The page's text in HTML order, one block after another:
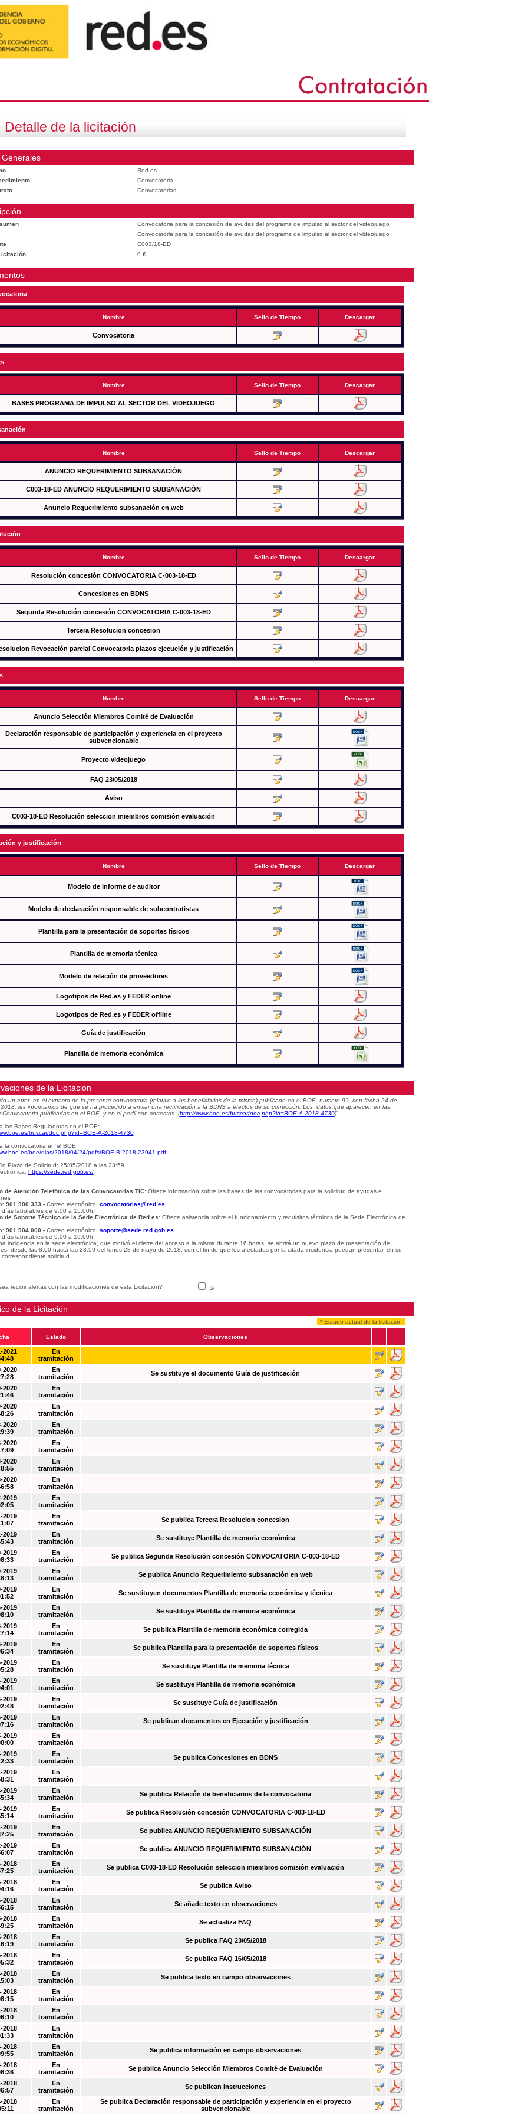
Detalle de la licitación
Red.es
Convocatoria
Convocatorias
Convocatoria para la concesión de ayudas del programa de impulso al sector del videojuego
Convocatoria para la concesión de ayudas del programa de impulso al sector del videojuego
C003/18-ED
0 €
Nombre Sello de Tiempo Descargar
Convocatoria
Nombre Sello de Tiempo Descargar
BASES PROGRAMA DE IMPULSO AL SECTOR DEL VIDEOJUEGO
Nombre Sello de Tiempo Descargar
ANUNCIO REQUERIMIENTO SUBSANACIÓN
C003-18-ED ANUNCIO REQUERIMIENTO SUBSANACIÓN
Anuncio Requerimiento subsanación en web
Nombre Sello de Tiempo Descargar
Resolución concesión CONVOCATORIA C-003-18-ED
Concesiones en BDNS
Segunda Resolución concesión CONVOCATORIA C-003-18-ED
Tercera Resolucion concesion
Revocación parcial Convocatoria plazos ejecución y justificación
Nombre Sello de Tiempo Descargar
Anuncio Selección Miembros Comité de Evaluación
Declaración responsable de participación y experiencia en el proyecto
subvencionable
Proyecto videojuego
FAQ 23/05/2018
Aviso
C003-18-ED Resolución seleccion miembros comisión evaluación
y justificación
Nombre Sello de Tiempo Descargar
Modelo de informe de auditor
Modelo de declaración responsable de subcontratistas
Plantilla para la presentación de soportes físicos
Plantilla de memoria técnica
Modelo de relación de proveedores
Logotipos de Red.es y FEDER online
Logotipos de Red.es y FEDER offline
Guía de justificación
Plantilla de memoria económica
de la Licitacion
un error en el extracto de la presente convocatoria (relativo a los beneficiarios de la misma) publicado en el BOE, número 99, con fecha 24 de
les informamos de que se ha procedido a enviar una rectificación a la BDNS a efectos de su corrección. Los datos que aparecen en las
Convocatoria publicadas en el BOE, y en el perfil son correctos. (http://www.boe.es/buscar/doc.php?id=BOE-A-2018-4730)”
las Bases Reguladoras en el BOE:
buscar/doc.php?id=BOE-A-2018-4730
la convocatoria en el BOE:
boe/dias/2018/04/24/pdfs/BOE-B-2018-23941.pdf
Plazo de Solicitud: 25/05/2018 a las 23:59
https://sede.red.gob.es/
de Atención Telefónica de las Convocatorias TIC: Ofrece información sobre las bases de las convocatorias para la solicitud de ayudas e
901 900 333 - Correo electrónico: convocatorias@red.es
días laborables de 9:00 a 15:00h
de Soporte Técnico de la Sede Electrónica de Red.es: Ofrece asistencia sobre el funcionamiento y requisitos técnicos de la Sede Electrónica de
901 904 060 - Correo electrónico: soporte@sede.red.gob.es
días laborables de 9:00 a 19:00h.
incidencia en la sede electrónica, que motivó el cierre del acceso a la misma durante 16 horas, se abrirá un nuevo plazo de presentación de
desde las 8:00 hasta las 23:59 del lunes 28 de mayo de 2018, con el fin de que los afectados por la citada incidencia puedan presentar, en su
solicitud.
recibir alertas con las modificaciones de esta Licitación? Si
de la Licitación
* Estado actual de la licitación
Estado Observaciones
2021
En
tramitación
2020
En
tramitación
Se sustituye el documento Guía de justificación
2020
En
tramitación
2020
En
tramitación
2020
En
tramitación
2020
En
tramitación
2020
En
tramitación
2020
En
tramitación
2019
En
tramitación
2019
En
tramitación
Se publica Tercera Resolucion concesion
2019
En
tramitación
Se sustituye Plantilla de memoria económica
2019
En
tramitación
Se publica Segunda Resolución concesión CONVOCATORIA C-003-18-ED
2019
En
tramitación
Se publica Anuncio Requerimiento subsanación en web
2019
En
tramitación
Se sustituyen documentos Plantilla de memoria económica y técnica
2019
En
tramitación
Se sustituye Plantilla de memoria económica
2019
En
tramitación
Se publica Plantilla de memoria económica corregida
2019
En
tramitación
Se publica Plantilla para la presentación de soportes físicos
2019
En
tramitación
Se sustituye Plantilla de memoria técnica
2019
En
tramitación
Se sustituye Plantilla de memoria económica
2019
En
tramitación
Se sustituye Guía de justificación
2019
En
tramitación
Se publican documentos en Ejecución y justificación
2019
En
tramitación
2019
En
tramitación
Se publica Concesiones en BDNS
2019
En
tramitación
2019
En
tramitación
Se publica Relación de beneficiarios de la convocatoria
2019
En
tramitación
Se publica Resolución concesión CONVOCATORIA C-003-18-ED
2019
En
tramitación
Se publica ANUNCIO REQUERIMIENTO SUBSANACIÓN
2019
En
tramitación
Se publica ANUNCIO REQUERIMIENTO SUBSANACIÓN
2018
En
tramitación
Se publica C003-18-ED Resolución seleccion miembros comisión evaluación
2018
En
tramitación
Se publica Aviso
2018
En
tramitación
Se añade texto en observaciones
2018
En
tramitación
Se actualiza FAQ
2018
En
tramitación
Se publica FAQ 23/05/2018
2018
En
tramitación
Se publica FAQ 16/05/2018
2018
En
tramitación
Se publica texto en campo observaciones
2018
En
tramitación
2018
En
tramitación
2018
En
tramitación
2018
En
tramitación
Se publica información en campo observaciones
2018
En
tramitación
Se publica Anuncio Selección Miembros Comité de Evaluación
2018
En
tramitación
Se publican Instrucciones
2018
En
tramitación
Se publica Declaración responsable de participación y experiencia en el proyecto
subvencionable